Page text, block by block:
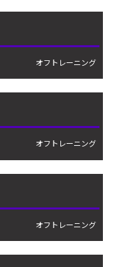
オフトレーニング
オフトレーニング
オフトレーニング